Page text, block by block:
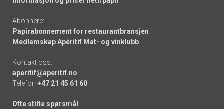
Abonnere:
Papirabonnement for restaurantbransjen
Medlemskap Apéritif Mat- og vinklubb
Kontakt oss:
aperitif@aperitif.no
Telefon +47 21 45 61 60
Ofte stilte spørsmål